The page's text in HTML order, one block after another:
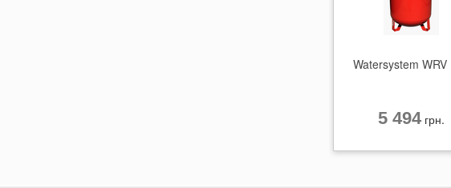
Watersystem WRV
5 494грн.